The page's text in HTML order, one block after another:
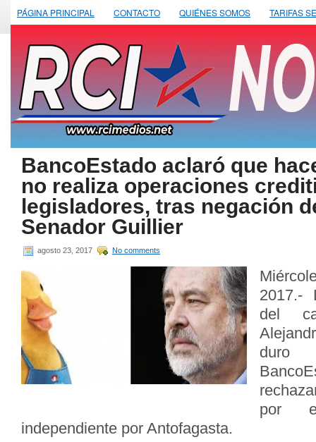
PÁGINA PRINCIPAL CONTACTO QUIÉNES SOMOS TARIFAS
BancoEstado aclaró que
no realiza operaciones
legisladores, tras negación
Senador Guillier
agosto 23, 2017 No comments
2017.-
del
duro
por
independiente por Antofagasta.